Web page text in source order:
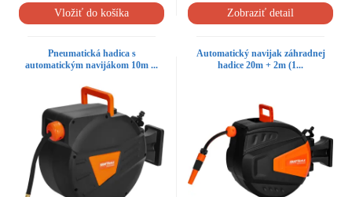
Vložiť do košíka Zobraziť detail
Pneumatická hadica s
automatickým navijákom 10m ...
Automatický navijak záhradnej
hadice 20m + 2m (1...